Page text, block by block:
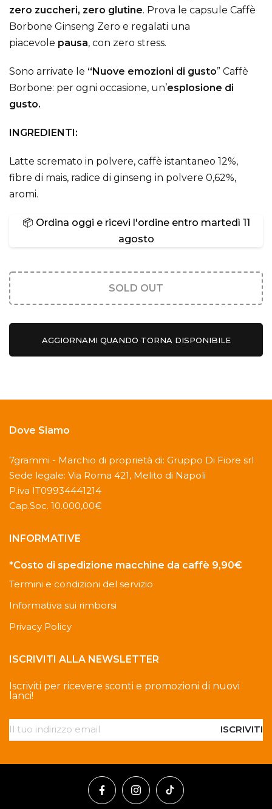
zero zuccheri, zero glutine. Prova le capsule Caffè
Borbone Ginseng Zero e regalati una
piacevole pausa, con zero stress.
Sono arrivate le “Nuove emozioni di gusto” Caffè
Borbone: per ogni occasione, un’esplosione di
gusto.
INGREDIENTI:
Latte scremato in polvere, caffè istantaneo 12%,
fibre di mais, radice di ginseng in polvere 0,62%,
aromi.
📦 Ordina oggi e ricevi l'ordine entro martedì 11
agosto
SOLD OUT
AGGIORNAMI QUANDO TORNA DISPONIBILE
Dove Siamo
7grammi - Marchio di proprietà di: Gruppo Di Fiore srl
Sede legale: Via Roma 421, Melito di Napoli
P.iva IT09934441214
Cap.Soc. 10.000,00€
INFORMATIVE
*Costo di spedizione macchine da caffè 9,90€
Termini e condizioni del servizio
Informativa sui rimborsi
Privacy Policy
ISCRIVITI ALLA NEWSLETTER
Iscriviti per ricevere sconti e promozioni di nuovi
lanci!
ISCRIVITI